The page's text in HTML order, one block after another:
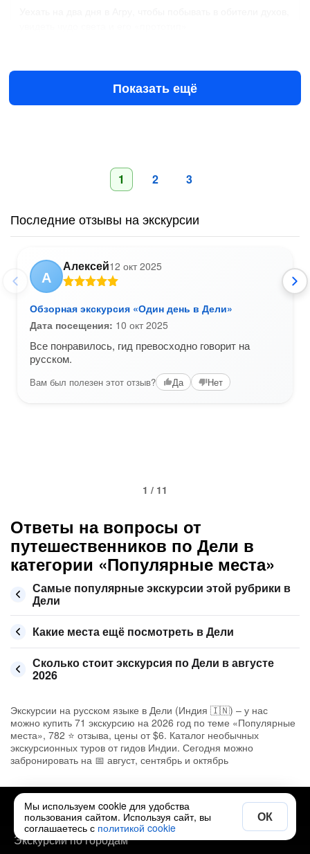
$560за всё до 2 чел.
Показать ещё
1 2 3
Последние отзывы на экскурсии
А
Алексей12 окт 2025
Обзорная экскурсия «Один день в Дели»
Дата посещения: 10 окт 2025
Все понравилось, гид превосходно говорит на
русском.
Вам был полезен этот отзыв? Да Нет
1 / 11
Ответы на вопросы от
путешественников по Дели в
категории «Популярные места»
Самые популярные экскурсии этой рубрики в
Дели
Какие места ещё посмотреть в Дели
Сколько стоит экскурсия по Дели в августе
2026
Экскурсии на русском языке в Дели (Индия 🇮🇳) – у нас
можно купить 71 экскурсию на 2026 год по теме «Популярные
места», 782 ⭐ отзыва, цены от $6. Каталог необычных
экскурсионных туров от гидов Индии. Сегодня можно
забронировать на 📅 август, сентябрь и октябрь
Полезно
Экскурсии по городам
Мы используем cookie для удобства
пользования сайтом. Используя сайт, вы
соглашаетесь с политикой cookie
ОК